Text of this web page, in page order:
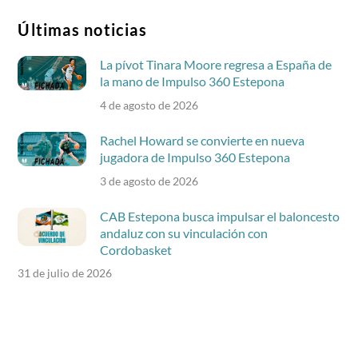
Últimas noticias
La pívot Tinara Moore regresa a España de
la mano de Impulso 360 Estepona
4 de agosto de 2026
Rachel Howard se convierte en nueva
jugadora de Impulso 360 Estepona
3 de agosto de 2026
CAB Estepona busca impulsar el baloncesto
andaluz con su vinculación con
Cordobasket
31 de julio de 2026